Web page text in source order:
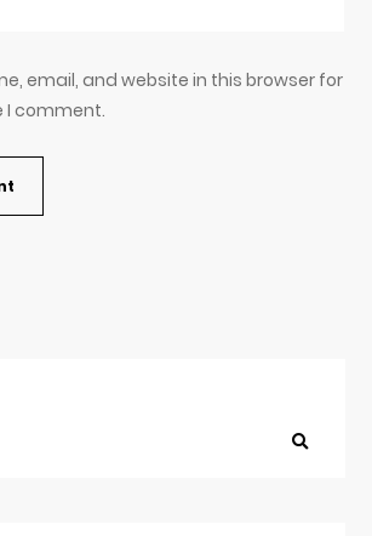
email, and website in this browser for
I comment.